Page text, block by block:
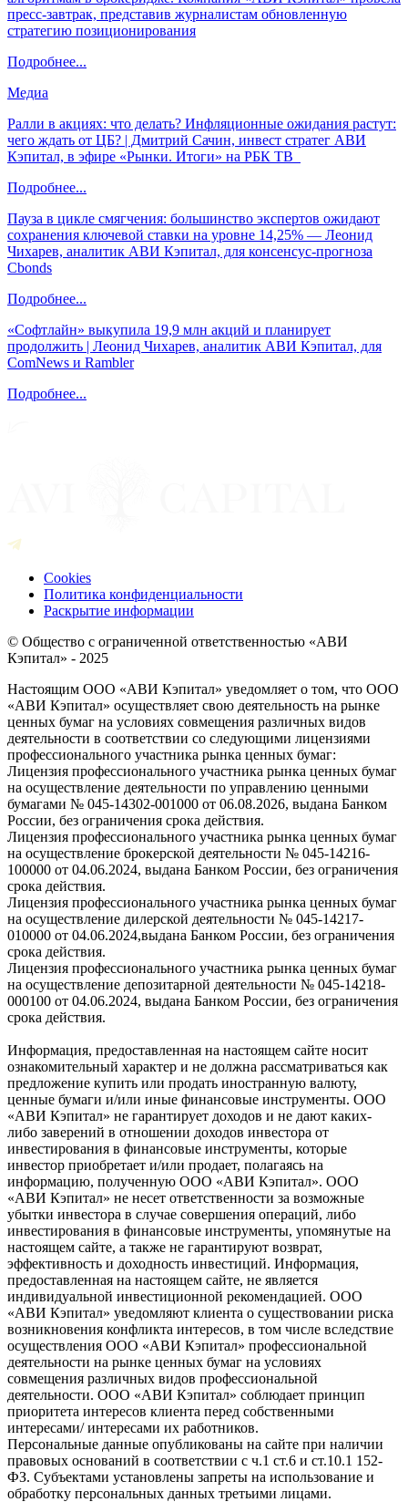
пресс-завтрак, представив журналистам обновленную
стратегию позиционирования
Подробнее...
Медиа
Ралли в акциях: что делать? Инфляционные ожидания растут:
чего ждать от ЦБ? | Дмитрий Сачин, инвест стратег АВИ
Кэпитал, в эфире «Рынки. Итоги» на РБК ТВ
Подробнее...
Пауза в цикле смягчения: большинство экспертов ожидают
сохранения ключевой ставки на уровне 14,25% — Леонид
Чихарев, аналитик АВИ Кэпитал, для консенсус-прогноза
Cbonds
Подробнее...
«Софтлайн» выкупила 19,9 млн акций и планирует
продолжить | Леонид Чихарев, аналитик АВИ Кэпитал, для
ComNews и Rambler
Подробнее...
Cookies
Политика конфиденциальности
Раскрытие информации
© Общество с ограниченной ответственностью «АВИ
Кэпитал» - 2025
Настоящим ООО «АВИ Кэпитал» уведомляет о том, что ООО
«АВИ Кэпитал» осуществляет свою деятельность на рынке
ценных бумаг на условиях совмещения различных видов
деятельности в соответствии со следующими лицензиями
профессионального участника рынка ценных бумаг:
Лицензия профессионального участника рынка ценных бумаг
на осуществление деятельности по управлению ценными
бумагами № 045-14302-001000 от 06.08.2026, выдана Банком
России, без ограничения срока действия.
Лицензия профессионального участника рынка ценных бумаг
на осуществление брокерской деятельности № 045-14216-
100000 от 04.06.2024, выдана Банком России, без ограничения
срока действия.
Лицензия профессионального участника рынка ценных бумаг
на осуществление дилерской деятельности № 045-14217-
010000 от 04.06.2024,выдана Банком России, без ограничения
срока действия.
Лицензия профессионального участника рынка ценных бумаг
на осуществление депозитарной деятельности № 045-14218-
000100 от 04.06.2024, выдана Банком России, без ограничения
срока действия.
Информация, предоставленная на настоящем сайте носит
ознакомительный характер и не должна рассматриваться как
предложение купить или продать иностранную валюту,
ценные бумаги и/или иные финансовые инструменты. ООО
«АВИ Кэпитал» не гарантирует доходов и не дают каких-
либо заверений в отношении доходов инвестора от
инвестирования в финансовые инструменты, которые
инвестор приобретает и/или продает, полагаясь на
информацию, полученную ООО «АВИ Кэпитал». ООО
«АВИ Кэпитал» не несет ответственности за возможные
убытки инвестора в случае совершения операций, либо
инвестирования в финансовые инструменты, упомянутые на
настоящем сайте, а также не гарантируют возврат,
эффективность и доходность инвестиций. Информация,
предоставленная на настоящем сайте, не является
индивидуальной инвестиционной рекомендацией. ООО
«АВИ Кэпитал» уведомляют клиента о существовании риска
возникновения конфликта интересов, в том числе вследствие
осуществления ООО «АВИ Кэпитал» профессиональной
деятельности на рынке ценных бумаг на условиях
совмещения различных видов профессиональной
деятельности. ООО «АВИ Кэпитал» соблюдает принцип
приоритета интересов клиента перед собственными
интересами/ интересами их работников.
Персональные данные опубликованы на сайте при наличии
правовых оснований в соответствии с ч.1 ст.6 и ст.10.1 152-
ФЗ. Субъектами установлены запреты на использование и
обработку персональных данных третьими лицами.